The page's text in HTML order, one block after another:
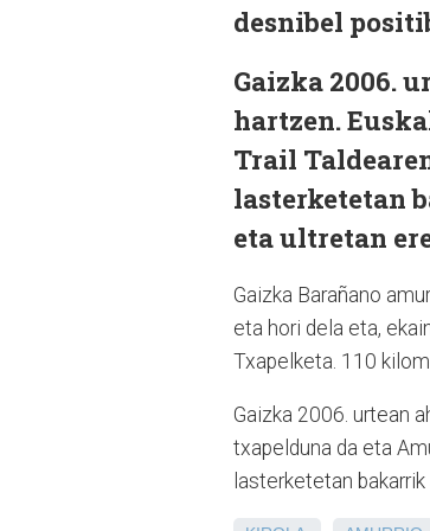
desnibel
Gaizka 2006.
hartzen.
Trail
lasterketetan
eta ultretan
Gaizka Barañano
eta hori dela eta,
Txapelketa. 110
Gaizka 2006. urtean
txapelduna da eta
lasterketetan